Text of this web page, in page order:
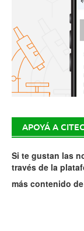
APOYÁ A
Si te gustan las
través de la
más contenido